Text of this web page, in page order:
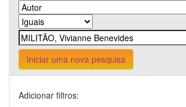
Iniciar uma nova pesquisa
Adicionar filtros: